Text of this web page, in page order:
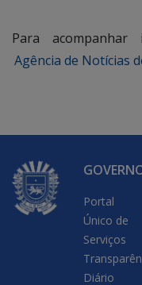
Para acompanhar
Agência de Notícias
Portal
Único de
Serviços
Diário